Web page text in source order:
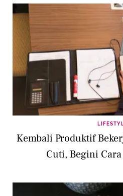
Kembali Produktif
Cuti, Begini